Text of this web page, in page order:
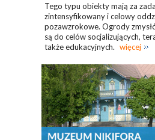
Tego typu obiekty mają za
zintensyfikowany i celowy
pozawzrokowe. Ogrody
są do celów socjalizujących,
także edukacyjnych. więcej